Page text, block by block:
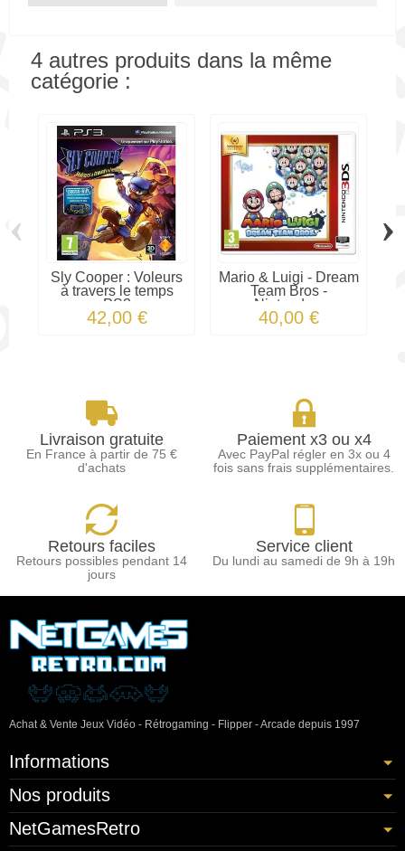
4 autres produits dans la même
catégorie :
Sly Cooper : Voleurs
à travers le temps
PS3
42,00 €
Mario & Luigi - Dream
Team Bros -
Nintendo...
40,00 €
‹ ›
Livraison gratuite
En France à partir de 75 €
d'achats
Paiement x3 ou x4
Avec PayPal régler en 3x ou 4
fois sans frais supplémentaires.
Retours faciles
Retours possibles pendant 14
jours
Service client
Du lundi au samedi de 9h à 19h
Achat & Vente Jeux Vidéo - Rétrogaming - Flipper - Arcade depuis 1997
Informations
Nos produits
NetGamesRetro